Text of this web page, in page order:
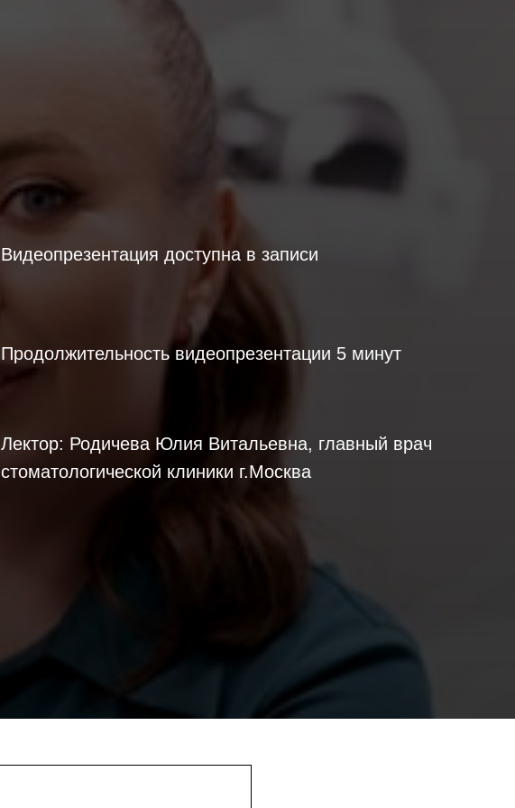
Видеопрезентация доступна в записи
Продолжительность видеопрезентации 5 минут
Лектор: Родичева Юлия Витальевна, главный врач
стоматологической клиники г.Москва